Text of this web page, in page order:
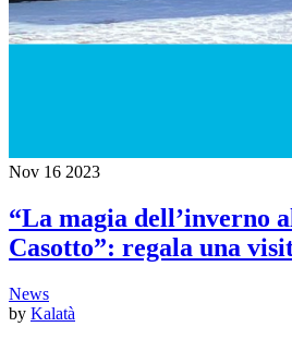
Nov 16 2023
“La magia dell’inverno
Casotto”: regala una
News
by Kalatà